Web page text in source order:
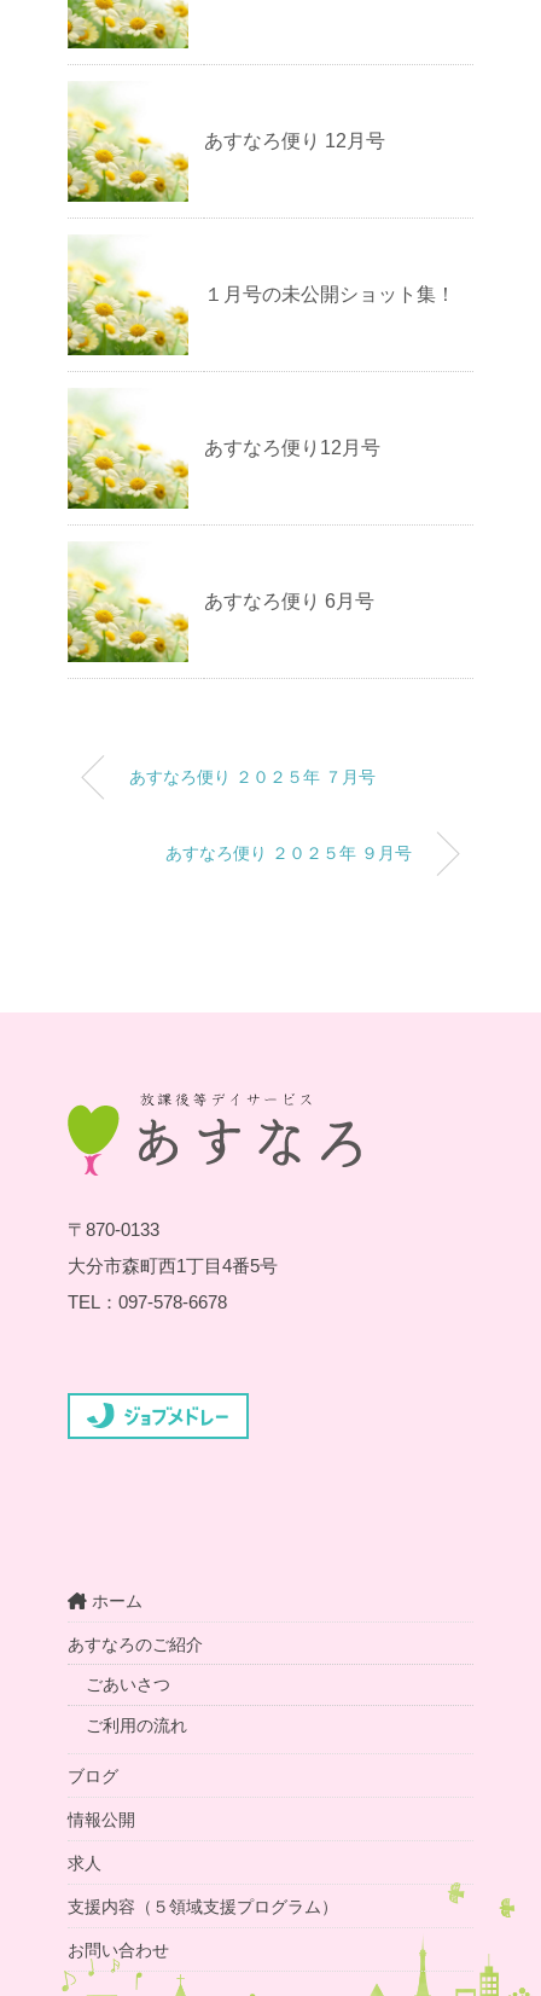
あすなろ便り 12月号
１月号の未公開ショット集！
あすなろ便り12月号
あすなろ便り 6月号
あすなろ便り ２０２５年 ７月号
あすなろ便り ２０２５年 ９月号
〒870-0133
大分市森町西1丁目4番5号
TEL：097-578-6678
ホーム
あすなろのご紹介
ごあいさつ
ご利用の流れ
ブログ
情報公開
求人
支援内容（５領域支援プログラム）
お問い合わせ